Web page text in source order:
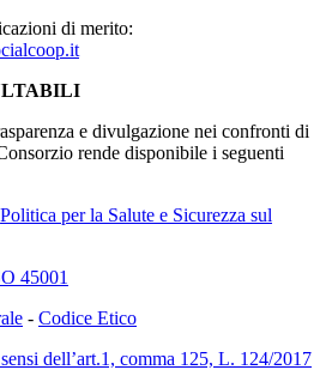
di merito:
e divulgazione nei confronti di
rende disponibile i seguenti
Politica per la Salute e Sicurezza sul
45001
- Codice Etico
dell’art.1, comma 125, L. 124/2017